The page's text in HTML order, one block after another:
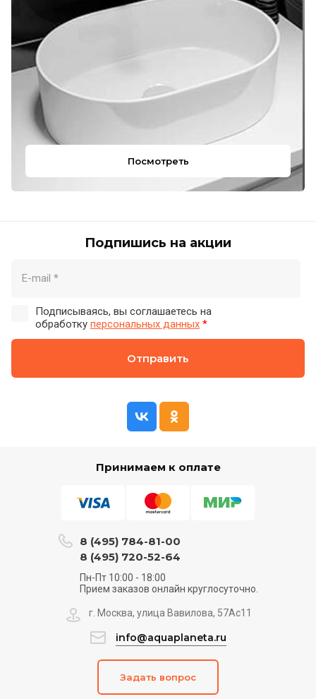
Посмотреть
Подпишись на акции
Подписываясь, вы соглашаетесь на
обработку персональных данных *
Отправить
Принимаем к оплате
8 (495) 784-81-00
8 (495) 720-52-64
Пн-Пт 10:00 - 18:00
Прием заказов онлайн круглосуточно.
г. Москва, улица Вавилова, 57Ас11
info@aquaplaneta.ru
Задать вопрос